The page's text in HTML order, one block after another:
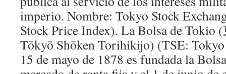
imperio. Nombre: Tokyo Stock
Stock Price Index). La Bolsa de
Tōkyō Shōken Torihikijo) (TSE:
15 de mayo de 1878 es fundada la